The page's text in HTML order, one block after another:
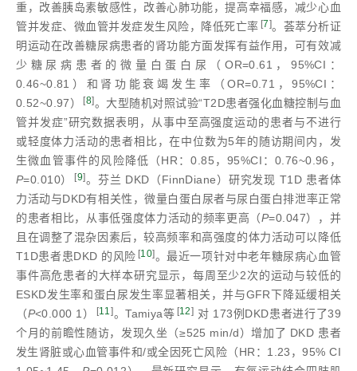
重，改善胰岛素敏感性，改善心肺功能，提高幸福感，减少心血
管并发症、微血管并发症发生风险，降低死亡率 [7]。荟萃分析证
明运动在改善糖尿病患者的肾功能方面发挥有益作用，可有效减
少糖尿病患者的微量白蛋白尿（OR=0.61，95%CI：
0.46~0.81）和肾功能衰竭发生率（OR=0.71，95%CI：
0.52~0.97）
[8]。大型随机对照试验“T2D患者强化血糖控制与血
管并发症”研究数据表明，从事中至高强度运动的患者与不进行
或轻度体力活动的患者相比，在中位数为5年的随访期间内，发
生微血管事件的风险降低（HR：0.85，95%CI：0.76~0.96，
P=0.010） [9]。芬兰 DKD（FinnDiane）研究发现 T1D 患者体
力活动与DKD有相关性，微量白蛋白尿者与尿白蛋白排泄率正常
的患者相比，从事低强度体力活动的频率更高（P=0.047），并
且在调整了混杂因素后，较高频率和高强度的体力活动可以降低
T1D患者患DKD 的风险 [10]。最近一项针对中老年糖尿病心血管
事件高危患者的大样本研究显示，每周至少2次的运动与较低的
ESKD发生率和蛋白尿发生率显著相关，并与GFR下降延缓相关
（P<0.000 1） [11]。Tamiya等 [12] 对 173例DKD患者进行了39
个月的前瞻性随访，发现久坐（≥525 min/d）增加了 DKD 患者
发生肾脏或心血管事件和/或全因死亡风险（HR：1.23，95% CI